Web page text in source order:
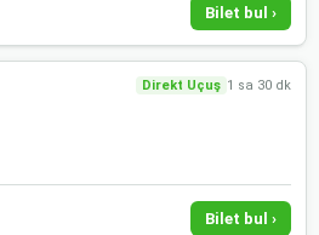
Bilet bul ›
Direkt Uçuş 1 sa 30 dk
Bilet bul ›